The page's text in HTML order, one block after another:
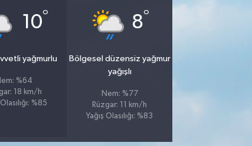
10°
yağmurlu
%64
18 km/h
%85
8°
Bölgesel düzensiz yağmur
yağışlı
Nem: %77
Rüzgar: 11 km/h
Yağış Olasılığı: %83